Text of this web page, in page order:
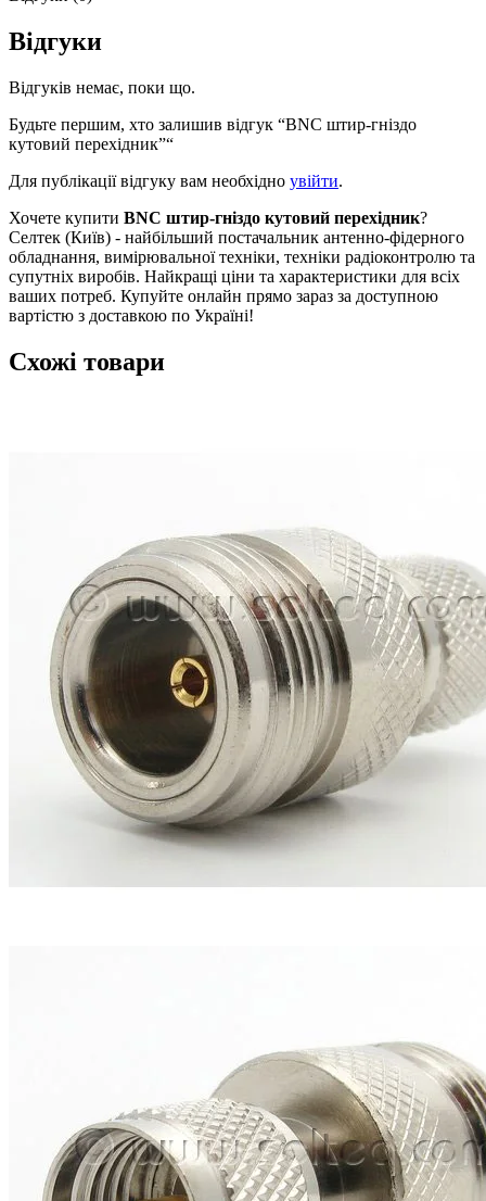
Відгуки
Відгуків немає, поки що.
Будьте першим, хто залишив відгук “BNC штир-гніздо
кутовий перехідник”“
Для публікації відгуку вам необхідно увійти.
Хочете купити BNC штир-гніздо кутовий перехідник?
Селтек (Київ) - найбільший постачальник антенно-фідерного
обладнання, вимірювальної техніки, техніки радіоконтролю та
супутніх виробів. Найкращі ціни та характеристики для всіх
ваших потреб. Купуйте онлайн прямо зараз за доступною
вартістю з доставкою по Україні!
Схожі товари